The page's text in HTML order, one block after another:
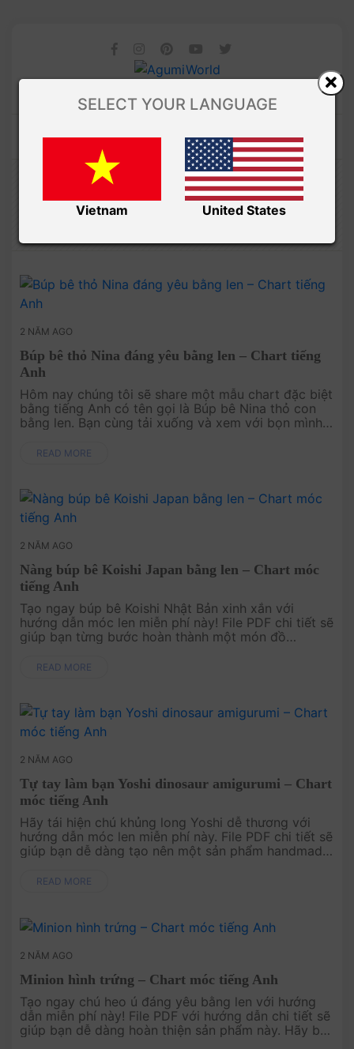
Amibuzz
CHART MÓC TIẾNG ANH
2 NĂM AGO
Búp bê thỏ Nina đáng yêu bằng len – Chart tiếng
Anh
Hôm nay chúng tôi sẽ share một mẫu chart đặc biệt
bằng tiếng Anh có tên gọi là Búp bê Nina thỏ con
bằng len. Bạn cùng tải xuống và xem với bọn mình
READ MORE
2 NĂM AGO
Nàng búp bê Koishi Japan bằng len – Chart móc
tiếng Anh
Tạo ngay búp bê Koishi Nhật Bản xinh xắn với
hướng dẫn móc len miễn phí này! File PDF chi tiết sẽ
giúp bạn từng bước hoàn thành một món đồ
tặng hoặc bổ sung vào bộ sưu t....
READ MORE
2 NĂM AGO
Tự tay làm bạn Yoshi dinosaur amigurumi – Chart
móc tiếng Anh
Hãy tái hiện chú khủng long Yoshi dễ thương với
hướng dẫn móc len miễn phí này. File PDF chi tiết sẽ
giúp bạn dễ dàng tạo nên một sản phẩm handmade
hoặc làm quà tặng đặc ....
READ MORE
2 NĂM AGO
Minion hình trứng – Chart móc tiếng Anh
Tạo ngay chú heo ú đáng yêu bằng len với hướng
dẫn miễn phí này! File PDF với hướng dẫn chi tiết sẽ
giúp bạn dễ dàng hoàn thiện sản phẩm này. Hãy bắt
SELECT YOUR LANGUAGE
Vietnam United States